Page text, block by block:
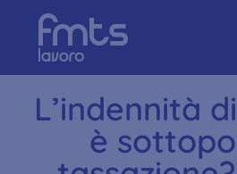
L’indennità
è